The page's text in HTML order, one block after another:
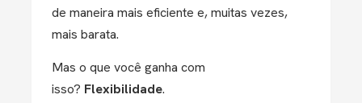
de maneira mais eficiente e, muitas vezes,
mais barata.
Mas o que você ganha com
isso? Flexibilidade.